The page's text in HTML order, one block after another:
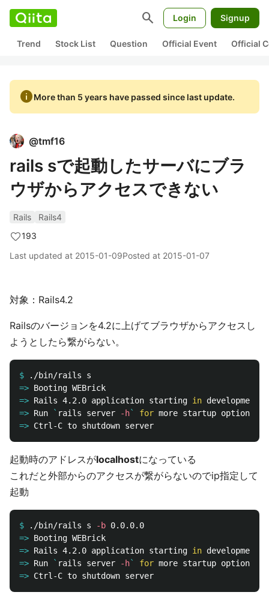
search Login Signup
Trend Stock List Question Official Event Official
infoMore than 5 years have passed since last update.
@tmf16
rails sで起動したサーバにブラ
ウザからアクセスできない
Rails
Rails4
193
Last updated at 2015-01-09Posted at 2015-01-07
対象：Rails4.2
Railsのバージョンを4.2に上げてブラウザからアクセスし
ようとしたら繋がらない。
$
=>
=> Rails 4.2.0 application starting in
=> Run ` rails server -h` for
=>
起動時のアドレスがlocalhostになっている
これだと外部からのアクセスが繋がらないのでip指定して
起動
$ ./bin/rails s -b
=>
=> Rails 4.2.0 application starting in
=> Run ` rails server -h` for
=>